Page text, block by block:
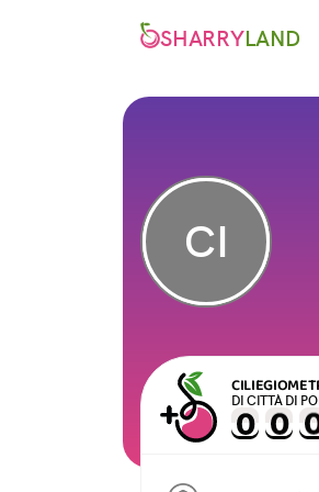
SHARRYLAND
CI
DI CITTÀ DI